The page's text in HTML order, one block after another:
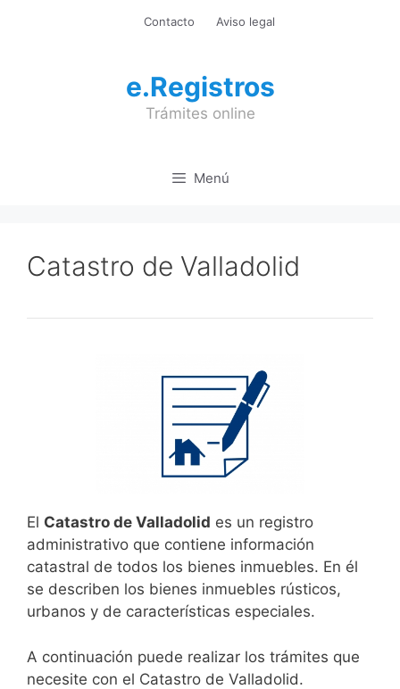
Contacto Aviso legal
e.Registros
Trámites online
Menú
Catastro de Valladolid
El Catastro de Valladolid es un registro
administrativo que contiene información
catastral de todos los bienes inmuebles. En él
se describen los bienes inmuebles rústicos,
urbanos y de características especiales.
A continuación puede realizar los trámites que
necesite con el Catastro de Valladolid.